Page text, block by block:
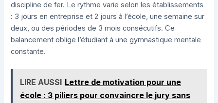
discipline de fer. Le rythme varie selon les établissements
: 3 jours en entreprise et 2 jours à l’école, une semaine sur
deux, ou des périodes de 3 mois consécutifs. Ce
balancement oblige l’étudiant à une gymnastique mentale
constante.
LIRE AUSSI Lettre de motivation pour une
école : 3 piliers pour convaincre le jury sans